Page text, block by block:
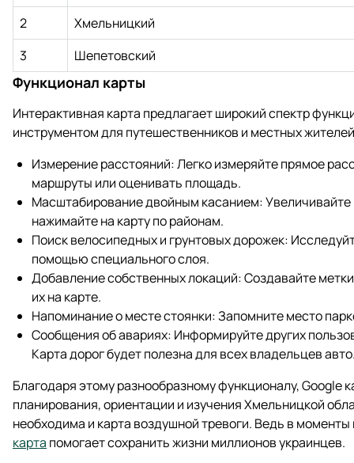
2
Хмельницкий
3
Шепетовский
Функционал карты
Интерактивная карта предлагает широкий спектр
инструментом для путешественников и местных
Измерение расстояний: Легко измеряйте прямое
маршруты или оценивать площадь.
Масштабирование двойным касанием:
нажимайте на карту по районам.
Поиск велосипедных и грунтовых дорожек:
помощью специального слоя.
Добавление собственных локаций: Создавайте
их на карте.
Напоминание о месте стоянки: Запомните место
Сообщения об авариях: Информируйте других
Карта дорог будет полезна для всех владельцев
Благодаря этому разнообразному функционалу,
планирования, ориентации и изучения Хмельницкой
необходима и карта воздушной тревоги. Ведь в
карта помогает сохранить жизни миллионов украинцев.